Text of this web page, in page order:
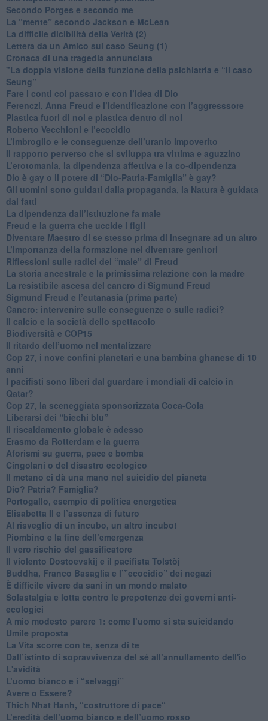
​Secondo Porges e secondo me
​La “mente” secondo Jackson e McLean
La difficile dicibilità della Verità (2)
​Lettera da un Amico sul caso Seung (1)
​Cronaca di una tragedia annunciata
"​La doppia visione della funzione della psichiatria e “il caso
Seung”
​Fare i conti col passato e con l’idea di Dio
​Ferenczi, Anna Freud e l’identificazione con l’aggresssore
Plastica fuori di noi e plastica dentro di noi
​Roberto Vecchioni e l’ecocidio
​L’imbroglio e le conseguenze dell’uranio impoverito
​Il rapporto perverso che si sviluppa tra vittima e aguzzino
L’erotomania, la dipendenza affettiva e la co-dipendenza
​Dio è gay o il potere di “Dio-Patria-Famiglia” è gay?
​Gli uomini sono guidati dalla propaganda, la Natura è guidata
dai fatti
La dipendenza dall’istituzione fa male
​Freud e la guerra che uccide i figli
​Diventare Maestro di se stesso prima di insegnare ad un altro
L’importanza della formazione nel diventare genitori
Riflessioni sulle radici del “male” di Freud
​La storia ancestrale e la primissima relazione con la madre
​La resistibile ascesa del cancro di Sigmund Freud
Sigmund Freud e l’eutanasia (prima parte)
Cancro: intervenire sulle conseguenze o sulle radici?
​Il calcio e la società dello spettacolo
Biodiversità e COP15
​Il ritardo dell’uomo nel mentalizzare
​Cop 27, i nove confini planetari e una bambina ghanese di 10
anni
​I pacifisti sono liberi dal guardare i mondiali di calcio in
Qatar?
​Cop 27, la sceneggiata sponsorizzata Coca-Cola
​Liberarsi dei “biechi blu”
Il riscaldamento globale è adesso
​Erasmo da Rotterdam e la guerra
​Aforismi su guerra, pace e bomba
Cingolani o del disastro ecologico
​Il metano ci dà una mano nel suicidio del pianeta
​Dio? Patria? Famiglia?
Portogallo, esempio di politica energetica
​Elisabetta II e l’assenza di futuro
Al risveglio di un incubo, un altro incubo!
​Piombino e la fine dell’emergenza
​Il vero rischio del gassificatore
​Il violento Dostoevskij e il pacifista Tolstòj
​Buddha, Franco Basaglia e l’”ecocidio” dei negazi
​È difficile vivere da sani in un mondo malato
Solastalgia e lotta contro le prepotenze dei governi anti-
ecologici
​A mio modesto parere 1: come l’uomo si sta suicidando
​Umile proposta
​La Vita scorre con te, senza di te
​Dall’istinto di sopravvivenza del sé all’annullamento dell'io
L'avidità
​L’uomo bianco e i “selvaggi”
​Avere o Essere?
​Thich Nhat Hanh, “costruttore di pace“
​L’eredità dell’uomo bianco e dell’uomo rosso